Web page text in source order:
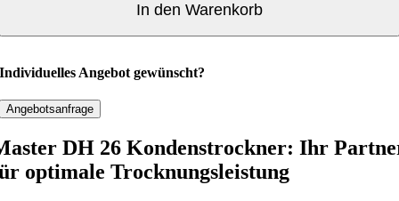
0
€
In den Warenkorb
Individuelles Angebot gewünscht?
Angebotsanfrage
DH 26 Kondenstrockner: Ihr
optimale Trocknungsleistung